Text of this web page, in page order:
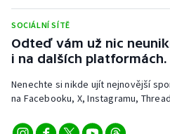
Sportovní střelba
Stolní tenis
SOCIÁLNÍ SÍTĚ
Odteď vám už nic
i na dalších platformách.
Nenechte si nikde ujít nejnovější
na Facebooku, X, Instagramu,